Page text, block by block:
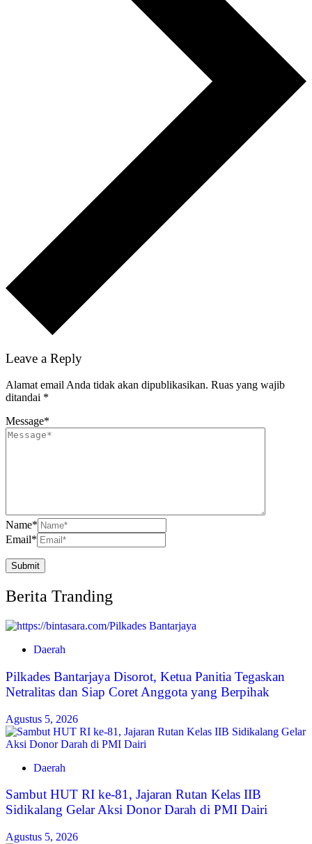
Leave a Reply
Alamat email Anda tidak akan dipublikasikan. Ruas yang wajib
ditandai *
Message*
Name*
Email*
Berita Tranding
Daerah
Pilkades Bantarjaya Disorot, Ketua Panitia Tegaskan
Netralitas dan Siap Coret Anggota yang Berpihak
Agustus 5, 2026
Daerah
Sambut HUT RI ke-81, Jajaran Rutan Kelas IIB
Sidikalang Gelar Aksi Donor Darah di PMI Dairi
Agustus 5, 2026